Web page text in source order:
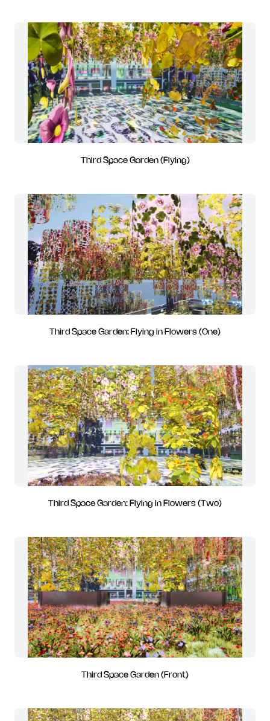
Third Space Garden (Flying)
Third Space Garden: Flying in Flowers (One)
Third Space Garden: Flying in Flowers (Two)
Third Space Garden (Front)